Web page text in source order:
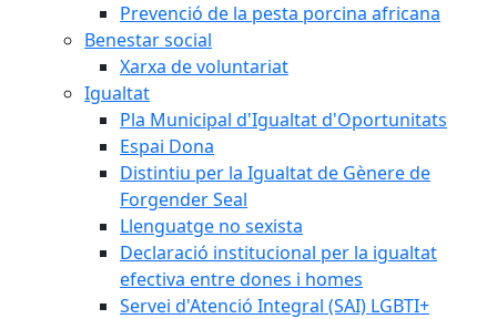
Prevenció de la pesta porcina africana
Benestar social
Xarxa de voluntariat
Igualtat
Pla Municipal d'Igualtat d'Oportunitats
Espai Dona
Distintiu per la Igualtat de Gènere de
Forgender Seal
Llenguatge no sexista
Declaració institucional per la igualtat
efectiva entre dones i homes
Servei d'Atenció Integral (SAI) LGBTI+